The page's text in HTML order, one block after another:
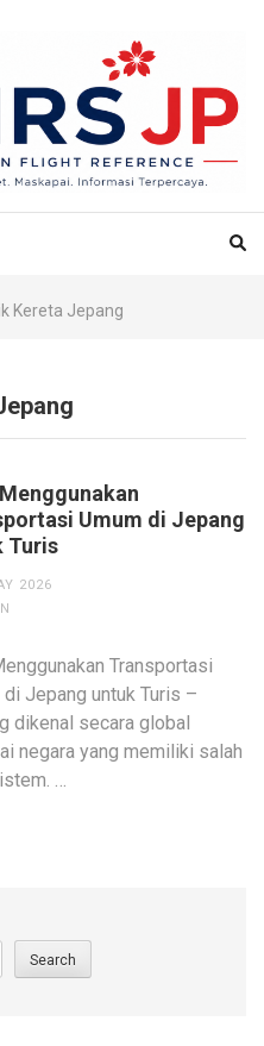
& TIKET
Kereta Jepang
Umum di Jepang
Turis
2026
Transportasi
di Jepang untuk Turis –
dikenal secara global
negara yang memiliki salah
…
Search